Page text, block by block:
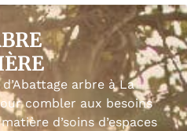
arbre à La
combler aux besoins
d’soins d’espaces